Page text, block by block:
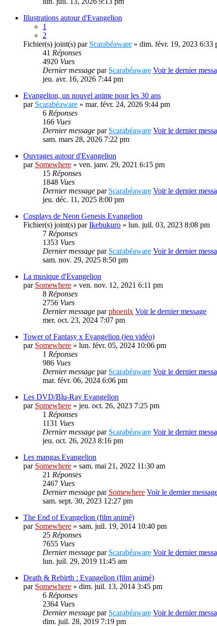
Illustrations autour d'Evangelion
1
2
Fichier(s) joint(s) par Scarabéaware » dim. févr. 19, 2023 6:33
41 Réponses
4920 Vues
Dernier message par Scarabéaware Voir le dernier
jeu. avr. 16, 2026 7:44 pm
Evangelion, un nouvel anime pour les 30 ans
par Scarabéaware » mar. févr. 24, 2026 9:44 pm
6 Réponses
166 Vues
Dernier message par Scarabéaware Voir le dernier
sam. mars 28, 2026 7:22 pm
Ouvrages autour d'Evangelion
par Somewhere » ven. janv. 29, 2021 6:15 pm
15 Réponses
1848 Vues
Dernier message par Scarabéaware Voir le dernier
jeu. déc. 11, 2025 8:00 pm
Cosplays de Neon Genesis Evangelion
Fichier(s) joint(s) parIkebukuro » lun. juil. 03, 2023 8:08 pm
7 Réponses
1353 Vues
Dernier message par Scarabéaware Voir le dernier
sam. nov. 29, 2025 8:50 pm
La musique d'Evangelion
par Somewhere » ven. nov. 12, 2021 6:11 pm
8 Réponses
2756 Vues
Dernier message parphoenlx Voir le dernier message
mer. oct. 23, 2024 7:07 pm
Tower of Fantasy x Evangelion (jeu vidéo)
par Somewhere » lun. févr. 05, 2024 10:06 pm
1 Réponses
986 Vues
Dernier message par Scarabéaware Voir le dernier
mar. févr. 06, 2024 6:06 pm
Les DVD/Blu-Ray Evangelion
par Somewhere » jeu. oct. 26, 2023 7:25 pm
1 Réponses
1131 Vues
Dernier message par Scarabéaware Voir le dernier
jeu. oct. 26, 2023 8:16 pm
Les mangas Evangelion
par Somewhere » sam. mai 21, 2022 11:30 am
21 Réponses
2467 Vues
Dernier message par Somewhere Voir le dernier
sam. sept. 30, 2023 12:27 pm
The End of Evangelion (film animé)
par Somewhere » sam. juil. 19, 2014 10:40 pm
25 Réponses
7655 Vues
Dernier message par Scarabéaware Voir le dernier
lun. juil. 29, 2019 11:45 am
Death & Rebirth : Evangelion (film animé)
par Somewhere » dim. juil. 13, 2014 3:45 pm
6 Réponses
2364 Vues
Dernier message par Scarabéaware Voir le dernier
dim. juil. 28, 2019 7:19 pm